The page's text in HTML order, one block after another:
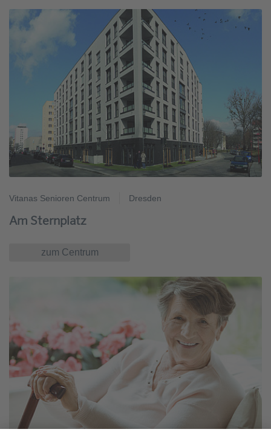
Vitanas Senioren Centrum Dresden
Am Sternplatz
zum Centrum